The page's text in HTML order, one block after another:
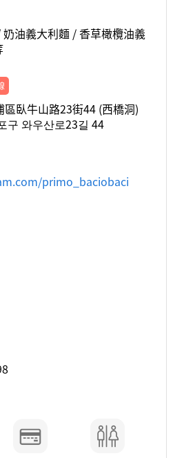
油義大利麵 / 香草橄欖油義
區臥牛山路23街44 (西橋洞)
구 와우산로23길 44
primo_baciobaci